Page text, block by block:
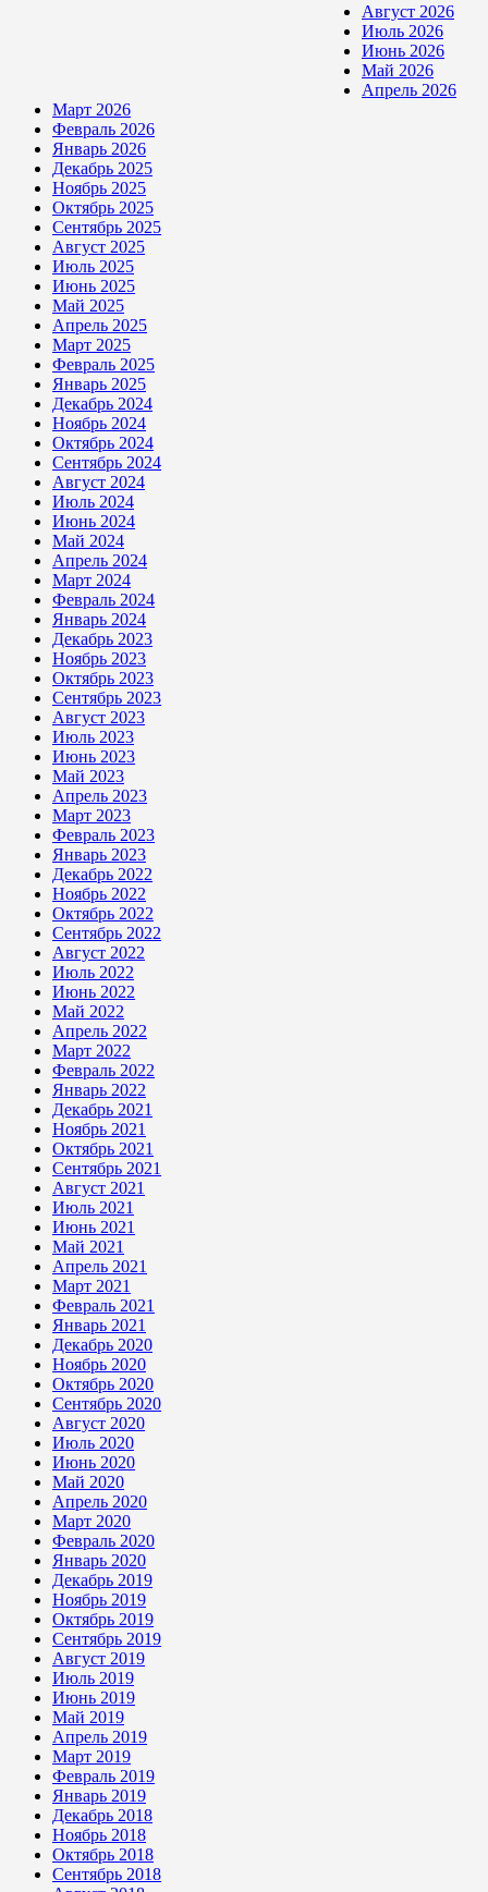
Август 2026
Июль 2026
Июнь 2026
Май 2026
Апрель 2026
Март 2026
Февраль 2026
Январь 2026
Декабрь 2025
Ноябрь 2025
Октябрь 2025
Сентябрь 2025
Август 2025
Июль 2025
Июнь 2025
Май 2025
Апрель 2025
Март 2025
Февраль 2025
Январь 2025
Декабрь 2024
Ноябрь 2024
Октябрь 2024
Сентябрь 2024
Август 2024
Июль 2024
Июнь 2024
Май 2024
Апрель 2024
Март 2024
Февраль 2024
Январь 2024
Декабрь 2023
Ноябрь 2023
Октябрь 2023
Сентябрь 2023
Август 2023
Июль 2023
Июнь 2023
Май 2023
Апрель 2023
Март 2023
Февраль 2023
Январь 2023
Декабрь 2022
Ноябрь 2022
Октябрь 2022
Сентябрь 2022
Август 2022
Июль 2022
Июнь 2022
Май 2022
Апрель 2022
Март 2022
Февраль 2022
Январь 2022
Декабрь 2021
Ноябрь 2021
Октябрь 2021
Сентябрь 2021
Август 2021
Июль 2021
Июнь 2021
Май 2021
Апрель 2021
Март 2021
Февраль 2021
Январь 2021
Декабрь 2020
Ноябрь 2020
Октябрь 2020
Сентябрь 2020
Август 2020
Июль 2020
Июнь 2020
Май 2020
Апрель 2020
Март 2020
Февраль 2020
Январь 2020
Декабрь 2019
Ноябрь 2019
Октябрь 2019
Сентябрь 2019
Август 2019
Июль 2019
Июнь 2019
Май 2019
Апрель 2019
Март 2019
Февраль 2019
Январь 2019
Декабрь 2018
Ноябрь 2018
Октябрь 2018
Сентябрь 2018